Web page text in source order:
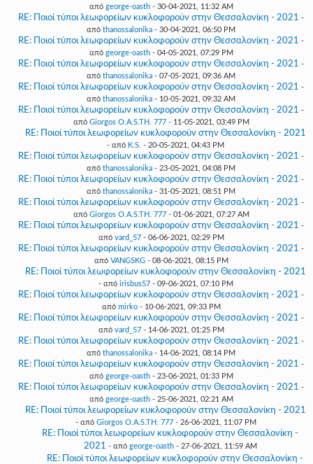
από george-oasth- 30-04-2021, 11:32 AM
RE: Ποιοί τύποι λεωφορείων κυκλοφορούν στην Θεσσαλονίκη - 2021 -
από thanossalonika - 30-04-2021, 06:50 PM
RE: Ποιοί τύποι λεωφορείων κυκλοφορούν στην Θεσσαλονίκη - 2021 -
από george-oasth- 04-05-2021, 07:29 PM
RE: Ποιοί τύποι λεωφορείων κυκλοφορούν στην Θεσσαλονίκη - 2021 -
από thanossalonika - 07-05-2021, 09:36 AM
RE: Ποιοί τύποι λεωφορείων κυκλοφορούν στην Θεσσαλονίκη - 2021 -
από thanossalonika - 10-05-2021, 09:32 AM
RE: Ποιοί τύποι λεωφορείων κυκλοφορούν στην Θεσσαλονίκη - 2021 -
από Giorgos O.A.S.TH. 777- 11-05-2021, 03:49 PM
RE: Ποιοί τύποι λεωφορείων κυκλοφορούν στην Θεσσαλονίκη - 2021
- από K.S. - 20-05-2021, 04:43 PM
RE: Ποιοί τύποι λεωφορείων κυκλοφορούν στην Θεσσαλονίκη - 2021 -
από thanossalonika - 23-05-2021, 04:08 PM
RE: Ποιοί τύποι λεωφορείων κυκλοφορούν στην Θεσσαλονίκη - 2021 -
από thanossalonika - 31-05-2021, 08:51 PM
RE: Ποιοί τύποι λεωφορείων κυκλοφορούν στην Θεσσαλονίκη - 2021 -
από Giorgos O.A.S.TH. 777- 01-06-2021, 07:27 AM
RE: Ποιοί τύποι λεωφορείων κυκλοφορούν στην Θεσσαλονίκη - 2021 -
από vard_57- 06-06-2021, 02:29 PM
RE: Ποιοί τύποι λεωφορείων κυκλοφορούν στην Θεσσαλονίκη - 2021 -
από VANGSKG- 08-06-2021, 08:15 PM
RE: Ποιοί τύποι λεωφορείων κυκλοφορούν στην Θεσσαλονίκη - 2021
- από irisbus57- 09-06-2021, 07:10 PM
RE: Ποιοί τύποι λεωφορείων κυκλοφορούν στην Θεσσαλονίκη - 2021 -
από mirko- 10-06-2021, 09:33 PM
RE: Ποιοί τύποι λεωφορείων κυκλοφορούν στην Θεσσαλονίκη - 2021 -
από vard_57- 14-06-2021, 01:25 PM
RE: Ποιοί τύποι λεωφορείων κυκλοφορούν στην Θεσσαλονίκη - 2021 -
από thanossalonika - 14-06-2021, 08:14 PM
RE: Ποιοί τύποι λεωφορείων κυκλοφορούν στην Θεσσαλονίκη - 2021 -
από george-oasth- 23-06-2021, 01:33 PM
RE: Ποιοί τύποι λεωφορείων κυκλοφορούν στην Θεσσαλονίκη - 2021 -
από george-oasth- 25-06-2021, 02:21 AM
RE: Ποιοί τύποι λεωφορείων κυκλοφορούν στην Θεσσαλονίκη - 2021
- από Giorgos O.A.S.TH. 777- 26-06-2021, 11:07 PM
RE: Ποιοί τύποι λεωφορείων κυκλοφορούν στην Θεσσαλονίκη -
2021 - από george-oasth- 27-06-2021, 11:59 AM
RE: Ποιοί τύποι λεωφορείων κυκλοφορούν στην Θεσσαλονίκη -